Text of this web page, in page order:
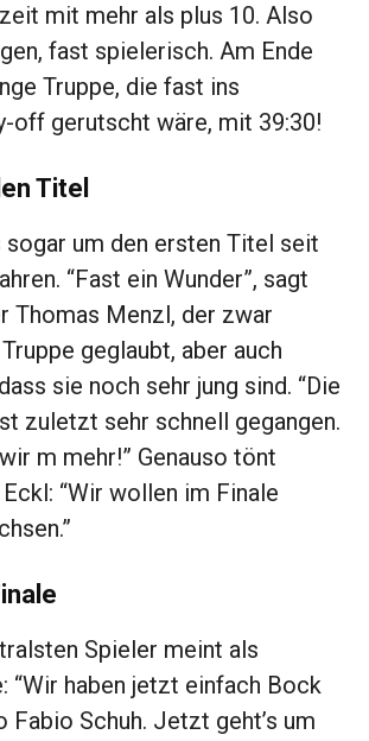
mit mehr als plus 10. Also
fast spielerisch. Am Ende
Truppe, die fast ins
off gerutscht wäre, mit 39:30!
Titel
um den ersten Titel seit
“Fast ein Wunder”, sagt
Thomas Menzl, der zwar
geglaubt, aber auch
sie noch sehr jung sind. “Die
zuletzt sehr schnell gegangen.
m mehr!” Genauso tönt
“Wir wollen im Finale
Spieler meint als
“Wir haben jetzt einfach Bock
Fabio Schuh. Jetzt geht’s um